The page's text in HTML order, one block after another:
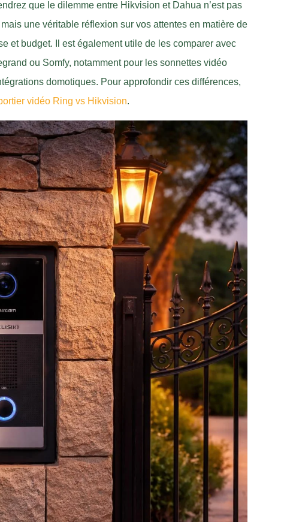
que le dilemme entre Hikvision et Dahua n’est pas
une véritable réflexion sur vos attentes en matière de
et budget. Il est également utile de les comparer avec
ou Somfy, notamment pour les sonnettes vidéo
domotiques. Pour approfondir ces différences,
vidéo Ring vs Hikvision.